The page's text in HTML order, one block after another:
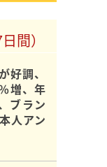
間）
好調、
増、年
ブラン
人アン